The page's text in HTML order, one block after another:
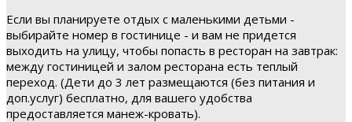
Если вы планируете отдых с маленькими детьми -
выбирайте номер в гостинице - и вам не придется
выходить на улицу, чтобы попасть в ресторан на завтрак:
между гостиницей и залом ресторана есть теплый
переход. (Дети до 3 лет размещаются (без питания и
доп.услуг) бесплатно, для вашего удобства
предоставляется манеж-кровать).